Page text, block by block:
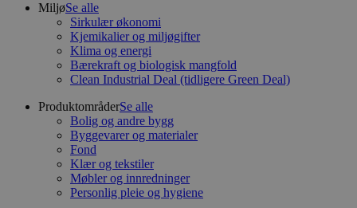
MiljøSe alle
Sirkulær økonomi
Kjemikalier og miljøgifter
Klima og energi
Bærekraft og biologisk mangfold
Clean Industrial Deal (tidligere Green Deal)
ProduktområderSe alle
Bolig og andre bygg
Byggevarer og materialer
Fond
Klær og tekstiler
Møbler og innredninger
Personlig pleie og hygiene